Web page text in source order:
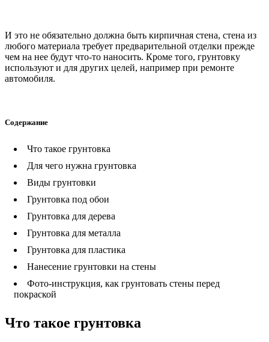
И это не обязательно должна быть кирпичная стена, стена из
любого материала требует предварительной отделки прежде
чем на нее будут что-то наносить. Кроме того, грунтовку
используют и для других целей, например при ремонте
автомобиля.
Содержание
Что такое грунтовка
Для чего нужна грунтовка
Виды грунтовки
Грунтовка под обои
Грунтовка для дерева
Грунтовка для металла
Грунтовка для пластика
Нанесение грунтовки на стены
Фото-инструкция, как грунтовать стены перед
покраской
Что такое грунтовка